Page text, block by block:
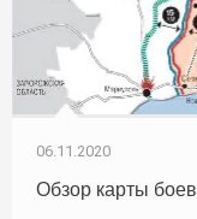
06.11.2020
Обзор карты